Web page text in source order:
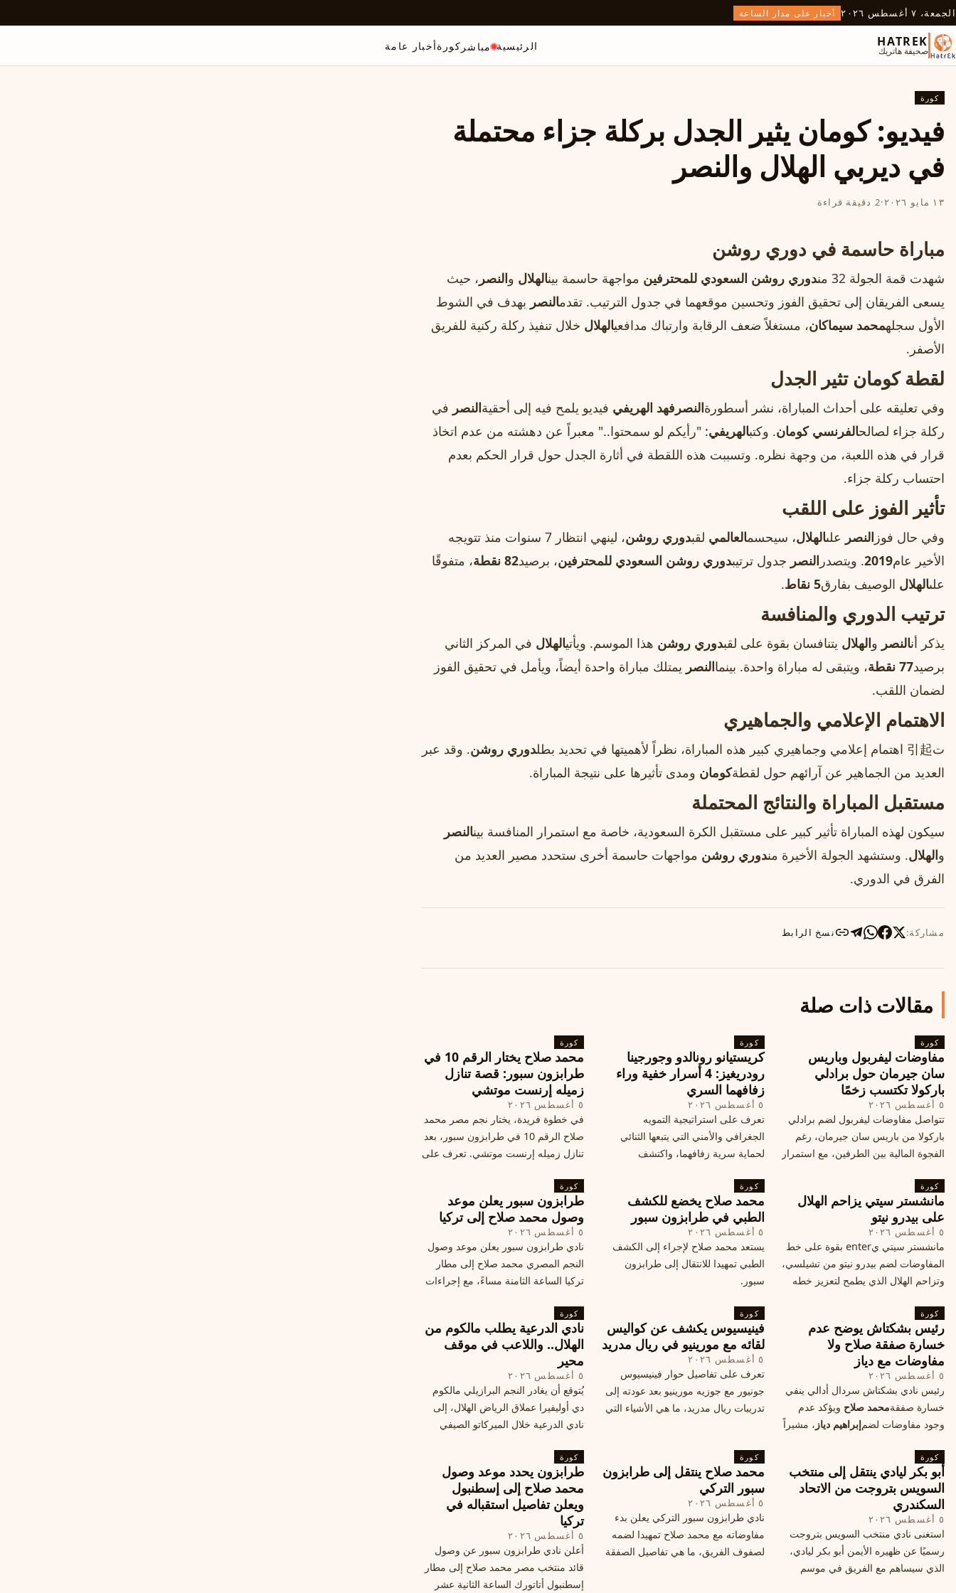
الجمعة، ٧ أغسطس ٢٠٢٦ أخبار على مدار الساعة
HATREK
صحيفة هاتريك الرئيسية مباشر كورةأخبار عامة
كورة
فيديو: كومان يثير الجدل بركلة جزاء محتملة
في ديربي الهلال والنصر
١٣ مايو ٢٠٢٦ ·2 دقيقة قراءة
مباراة حاسمة في دوري روشن
شهدت قمة الجولة 32 من دوري روشن السعودي للمحترفين مواجهة حاسمة بينالهلال والنصر ، حيث
يسعى الفريقان إلى تحقيق الفوز وتحسين موقعهما في جدول الترتيب. تقدمالنصر بهدف في الشوط
الأول سجلهمحمد سيماكان، مستغلاً ضعف الرقابة وارتباك مدافعيالهلال خلال تنفيذ ركلة ركنية للفريق
الأصفر.
لقطة كومان تثير الجدل
وفي تعليقه على أحداث المباراة، نشر أسطورةالنصر فهد الهريفي فيديو يلمح فيه إلى أحقيةالنصر في
ركلة جزاء لصالحالفرنسي كومان. وكتبالهريفي: "رأيكم لو سمحتوا.." معبراً عن دهشته من عدم اتخاذ
قرار في هذه اللعبة، من وجهة نظره. وتسببت هذه اللقطة في أثارة الجدل حول قرار الحكم بعدم
احتساب ركلة جزاء.
تأثير الفوز على اللقب
وفي حال فوز النصر علىالهلال، سيحسمالعالمي لقبدوري روشن
، لينهي انتظار 7 سنوات منذ تتويجه
الأخير عام2019. ويتصدر النصر جدول ترتيبدوري روشن السعودي للمحترفين، برصيد82 نقطة
، متفوقًا
علىالهلال الوصيف بفارق5 نقاط .
ترتيب الدوري والمنافسة
يذكر أنالنصر والهلال يتنافسان بقوة على لقبدوري روشن هذا الموسم. ويأتيالهلال في المركز الثاني
برصيد77 نقطة ، ويتبقى له مباراة واحدة. بينماالنصر يمتلك مباراة واحدة أيضاً، ويأمل في تحقيق الفوز
لضمان اللقب.
الاهتمام الإعلامي والجماهيري
ت引起 اهتمام إعلامي وجماهيري كبير هذه المباراة، نظراً لأهميتها في تحديد بطل دوري روشن. وقد عبر
العديد من الجماهير عن آرائهم حول لقطةكومان ومدى تأثيرها على نتيجة المباراة.
مستقبل المباراة والنتائج المحتملة
سيكون لهذه المباراة تأثير كبير على مستقبل الكرة السعودية، خاصة مع استمرار المنافسة بينالنصر
والهلال. وستشهد الجولة الأخيرة مندوري روشن مواجهات حاسمة أخرى ستحدد مصير العديد من
الفرق في الدوري.
مشاركة: نسخ الرابط
مقالات ذات صلة
كورة
مفاوضات ليفربول وباريس
سان جيرمان حول برادلي
باركولا تكتسب زخمًا
٥ أغسطس ٢٠٢٦
تتواصل مفاوضات ليفربول لضم برادلي
باركولا من باريس سان جيرمان، رغم
الفجوة المالية بين الطرفين، مع استمرار
إغلاق سوق الانتقالات
كورة
كريستيانو رونالدو وجورجينا
رودريغيز: 4 أسرار خفية وراء
زفافهما السري
٥ أغسطس ٢٠٢٦
تعرف على استراتيجية التمويه
الجغرافي والأمني التي يتبعها الثنائي
لحماية سرية زفافهما، واكتشف
في البرتغال، واعرف ما هي الخطوات
القادمة في هذا الحدث العالمي
كورة
محمد صلاح يختار الرقم 10 في
طرابزون سبور: قصة تنازل
زميله إرنست موتشي
٥ أغسطس ٢٠٢٦
في خطوة فريدة، يختار نجم مصر محمد
صلاح الرقم 10 في طرابزون سبور، بعد
تنازل زميله إرنست موتشي. تعرف على
كورة
مانشستر سيتي يزاحم الهلال
على بيدرو نيتو
٥ أغسطس ٢٠٢٦
مانشستر سيتي يenter بقوة على خط
المفاوضات لضم بيدرو نيتو من تشيلسي،
وتزاحم الهلال الذي يطمح لتعزيز خطه
كورة
محمد صلاح يخضع للكشف
الطبي في طرابزون سبور
٥ أغسطس ٢٠٢٦
يستعد محمد صلاح لإجراء إلى الكشف
الطبي تمهيدا للانتقال إلى طرابزون
سبور.
كورة
طرابزون سبور يعلن موعد
وصول محمد صلاح إلى تركيا
٥ أغسطس ٢٠٢٦
نادي طرابزون سبور يعلن موعد وصول
النجم المصري محمد صلاح إلى مطار
تركيا الساعة الثامنة مساءً، مع إجراءات
جديد ومكافآت مالية.
كورة
رئيس بشكتاش يوضح عدم
خسارة صفقة صلاح ولا
مفاوضات مع دياز
٥ أغسطس ٢٠٢٦
رئيس نادي بشكتاش سردال أدالي ينفي
خسارة صفقةمحمد صلاح ويؤكد عدم
وجود مفاوضات لضمإبراهيم دياز ، مشيراً
محتملة أخرى.
كورة
فينيسيوس يكشف عن كواليس
لقائه مع مورينيو في ريال مدريد
٥ أغسطس ٢٠٢٦
تعرف على تفاصيل حوار فينيسيوس
جونيور مع جوزيه مورينيو بعد عودته إلى
تدريبات ريال مدريد، ما هي الأشياء التي
كورة
نادي الدرعية يطلب مالكوم من
الهلال.. واللاعب في موقف
محير
٥ أغسطس ٢٠٢٦
يُتوقع أن يغادر النجم البرازيلي مالكوم
دي أوليفيرا عملاق الرياض الهلال، إلى
نادي الدرعية خلال الميركاتو الصيفي
هذا الانتقال، وسط تقارير تفيد أن الهلال
يرحب بفراقته.
كورة
أبو بكر ليادي ينتقل إلى منتخب
السويس بتروجت من الاتحاد
السكندري
٥ أغسطس ٢٠٢٦
استغنى نادي منتخب السويس بتروجت
رسميًا عن ظهيره الأيمن أبو بكر ليادي،
الذي سيساهم مع الفريق في موسم
كورة
محمد صلاح ينتقل إلى طرابزون
سبور التركي
٥ أغسطس ٢٠٢٦
نادي طرابزون سبور التركي يعلن بدء
مفاوضاته مع محمد صلاح تمهيدا لضمه
لصفوف الفريق، ما هي تفاصيل الصفقة
كورة
طرابزون يحدد موعد وصول
محمد صلاح إلى إسطنبول
ويعلن تفاصيل استقباله في
تركيا
٥ أغسطس ٢٠٢٦
أعلن نادي طرابزون سبور عن وصول
قائد منتخب مصر محمد صلاح إلى مطار
إسطنبول أتاتورك الساعة الثانية عشر